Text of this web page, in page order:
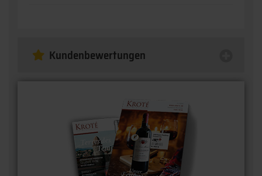
Kundenbewertungen